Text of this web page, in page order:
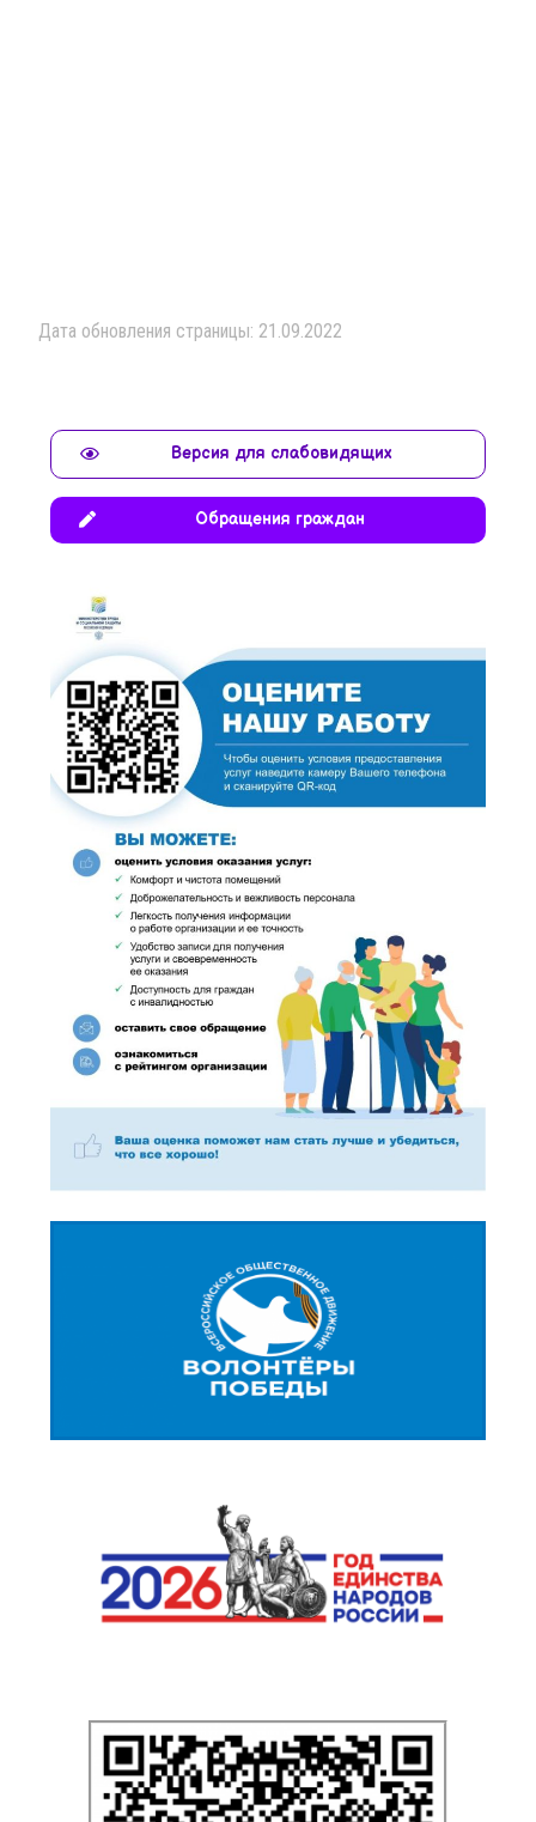
Дата обновления страницы: 21.09.2022
Версия для слабовидящих
Обращения граждан